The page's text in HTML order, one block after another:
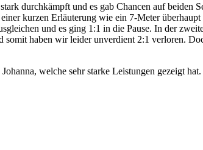
durchkämpft und es gab Chancen auf beiden
kurzen Erläuterung wie ein 7-Meter
und es ging 1:1 in die Pause. In der
haben wir leider unverdient 2:1 verloren.
welche sehr starke Leistungen gezeigt hat.